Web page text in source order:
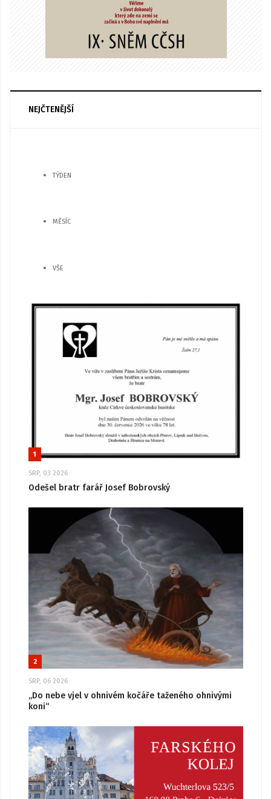
NEJČTENĚJŠÍ
TÝDEN
MĚSÍC
VŠE
1
SRP, 03 2026
Odešel bratr farář Josef Bobrovský
2
SRP, 06 2026
„Do nebe vjel v ohnivém kočáře taženého ohnivými
koni“